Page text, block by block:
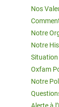
Nos
Notre
Notre
Situation
Oxfam
Notre